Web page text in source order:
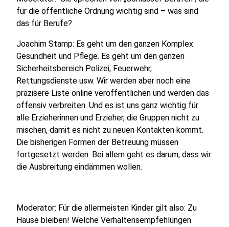
für die öffentliche Ordnung wichtig sind – was sind
das für Berufe?
Joachim Stamp: Es geht um den ganzen Komplex
Gesundheit und Pflege. Es geht um den ganzen
Sicherheitsbereich Polizei, Feuerwehr,
Rettungsdienste usw. Wir werden aber noch eine
präzisere Liste online veröffentlichen und werden das
offensiv verbreiten. Und es ist uns ganz wichtig für
alle Erzieherinnen und Erzieher, die Gruppen nicht zu
mischen, damit es nicht zu neuen Kontakten kommt.
Die bisherigen Formen der Betreuung müssen
fortgesetzt werden. Bei allem geht es darum, dass wir
die Ausbreitung eindämmen wollen.
Moderator: Für die allermeisten Kinder gilt also: Zu
Hause bleiben! Welche Verhaltensempfehlungen